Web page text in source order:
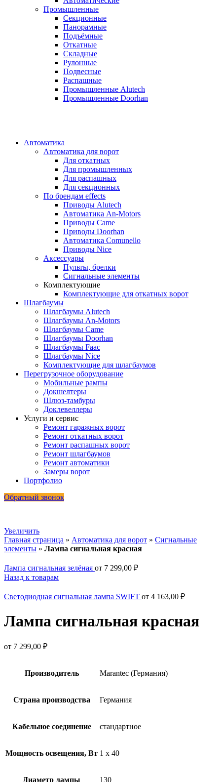
Промышленные
Секционные
Панорамные
Подъёмные
Откатные
Складные
Рулонные
Подвесные
Распашные
Промышленные Alutech
Промышленные Doorhan
Автоматика
Автоматика для ворот
Для откатных
Для промышленных
Для распашных
Для секционных
По брендам effects
Приводы Alutech
Автоматика An-Motors
Приводы Came
Приводы Doorhan
Автоматика Comunello
Приводы Nice
Аксессуары
Пульты, брелки
Сигнальные элементы
Комплектующие
Комплектующие для откатных ворот
Шлагбаумы
Шлагбаумы Alutech
Шлагбаумы An-Motors
Шлагбаумы Came
Шлагбаумы Doorhan
Шлагбаумы Faac
Шлагбаумы Nice
Комплектующие для шлагбаумов
Перегрузочное оборудование
Мобильные рампы
Докшелтеры
Шлюз-тамбуры
Доклевеллеры
Услуги и сервис
Ремонт гаражных ворот
Ремонт откатных ворот
Ремонт распашных ворот
Ремонт шлагбаумов
Ремонт автоматики
Замеры ворот
Портфолио
Обратный звонок
Увеличить
Главная страница » Автоматика для ворот » Сигнальные
элементы » Лампа сигнальная красная
Лампа сигнальная зелёная от 7 299,00 ₽
Назад к товарам
Светодиодная сигнальная лампа SWIFT от 4 163,00 ₽
Лампа сигнальная красная
от 7 299,00 ₽
Производитель Marantec (Германия)
Страна производства Германия
Кабельное соединение стандартное
Мощность освещения, Вт 1 х 40
Диаметр лампы 130